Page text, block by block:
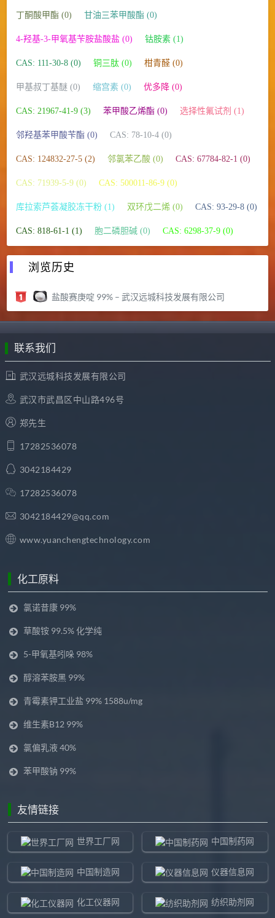
丁酮酸甲酯 (0) 甘油三苯甲酸酯 (0)
4-羟基-3-甲氧基苄胺盐酸盐 (0) 钴胺素 (1)
CAS: 111-30-8 (0) 铜三肽 (0) 柑青醛 (0)
甲基叔丁基醚 (0) 缩宫素 (0) 优多降 (0)
CAS: 21967-41-9 (3) 苯甲酸乙烯酯 (0) 选择性氟试剂 (1)
邻羟基苯甲酸苄酯 (0) CAS: 78-10-4 (0)
CAS: 124832-27-5 (2) 邻氯苯乙酸 (0) CAS: 67784-82-1 (0)
CAS: 71939-5-9 (0) CAS: 500011-86-9 (0)
库拉索芦荟凝胶冻干粉 (1) 双环戊二烯 (0) CAS: 93-29-8 (0)
CAS: 818-61-1 (1) 胞二磷胆碱 (0) CAS: 6298-37-9 (0)
浏览历史
盐酸赛庚啶 99% – 武汉远城科技发展有限公司
联系我们
武汉远城科技发展有限公司
武汉市武昌区中山路496号
郑先生
17282536078
3042184429
17282536078
3042184429@qq.com
www.yuanchengtechnology.com
化工原料
氯诺昔康 99%
草酸铵 99.5% 化学纯
5-甲氧基吲哚 98%
醇溶苯胺黑 99%
青霉素钾工业盐 99% 1588u/mg
维生素B12 99%
氯偏乳液 40%
苯甲酸钠 99%
友情链接
世界工厂网 中国制药网
中国制造网 仪器信息网
化工仪器网 纺织助剂网